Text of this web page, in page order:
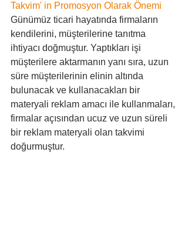
Takvim' in Promosyon Olarak Önemi
Günümüz ticari hayatında firmaların
kendilerini, müşterilerine tanıtma
ihtiyacı doğmuştur. Yaptıkları işi
müşterilere aktarmanın yanı sıra, uzun
süre müşterilerinin elinin altında
bulunacak ve kullanacakları bir
materyali reklam amacı ile kullanmaları,
firmalar açısından ucuz ve uzun süreli
bir reklam materyali olan takvimi
doğurmuştur.